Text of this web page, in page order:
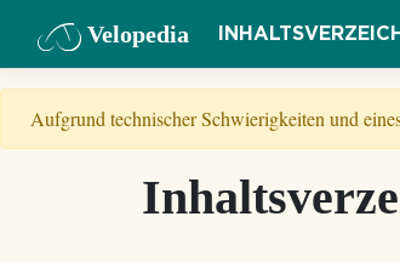
Velopedia
Aufgrund technischer Schwierigkeiten und